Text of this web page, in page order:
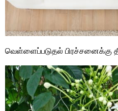
வெள்ளைப்படுதல் பிரச்சனைக்கு